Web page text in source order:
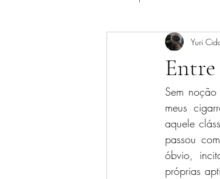
Entre
Yuri
Sem
meus
aquele
passou
óbvio,
próprias